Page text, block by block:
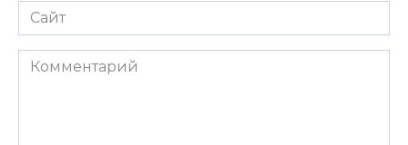
Сайт
Комментарий